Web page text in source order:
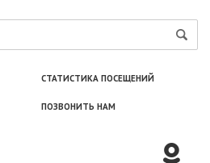
СТАТИСТИКА ПОСЕЩЕНИЙ
ПОЗВОНИТЬ НАМ